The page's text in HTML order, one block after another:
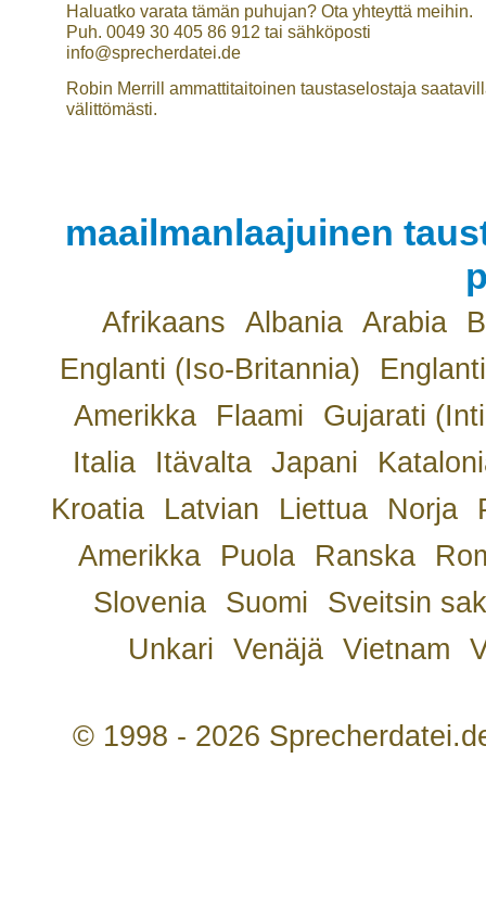
Haluatko varata tämän puhujan? Ota yhteyttä meihin.
Puh. 0049 30 405 86 912 tai sähköposti
info@sprecherdatei.de
Robin Merrill ammattitaitoinen taustaselostaja
välittömästi.
maailmanlaajuinen
Afrikaans Albania Arabia
Englanti (Iso-Britannia)
Amerikka
Flaami
Gujarati
Italia
Itävalta Japani
Kroatia
Latvian Liettua Norja
Amerikka
Puola Ranska
Slovenia
Suomi
Sveitsin
Unkari
Venäjä Vietnam
© 1998 - 2026